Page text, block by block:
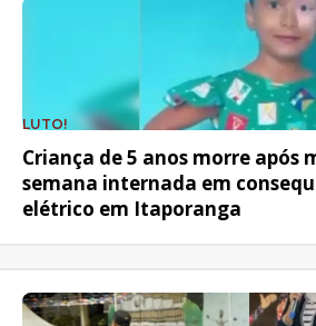
LUTO!
Criança de 5 anos morre após
semana internada em
elétrico em Itaporanga